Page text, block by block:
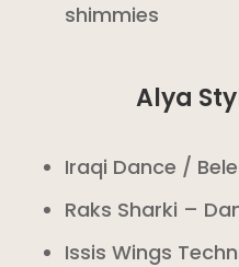
shimmies
Alya
Iraqi Dance /
Raks Sharki –
Issis Wings